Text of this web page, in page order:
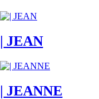
| JEAN
| JEANNE